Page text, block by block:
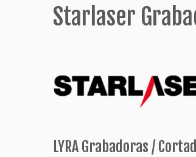
Starlaser
LYRA Grabadoras /